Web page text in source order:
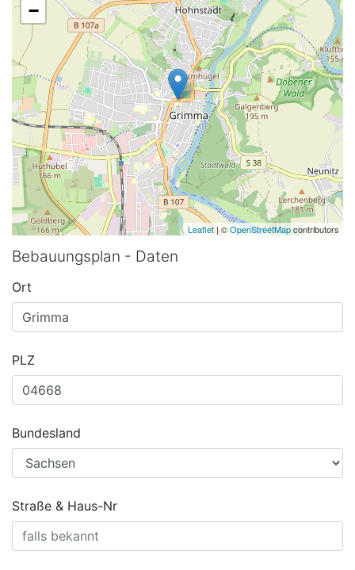
−
Leaflet| ©OpenStreetMapcontributors
Bebauungsplan - Daten
Ort
PLZ
Bundesland
Straße & Haus-Nr